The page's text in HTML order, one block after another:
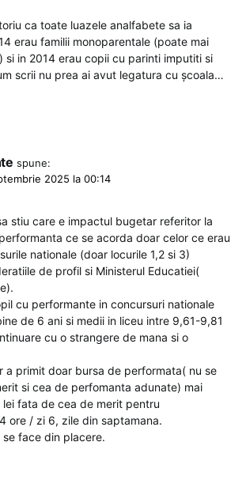
ca toate luazele analfabete sa ia
erau familii monoparentale (poate mai
si in 2014 erau copii cu parinti imputiti si
scrii nu prea ai avut legatura cu școala…
spune:
2025 la 00:14
stiu care e impactul bugetar referitor la
ce se acorda doar celor ce erau
nationale (doar locurile 1,2 si 3)
de profil si Ministerul Educatiei(
cu performante in concursuri nationale
de 6 ani si medii in liceu intre 9,61-9,81
cu o strangere de mana si o
a primit doar bursa de performata( nu se
si cea de perfomanta adunate) mai
fata de cea de merit pentru
ore / zi 6, zile din saptamana.
face din placere.